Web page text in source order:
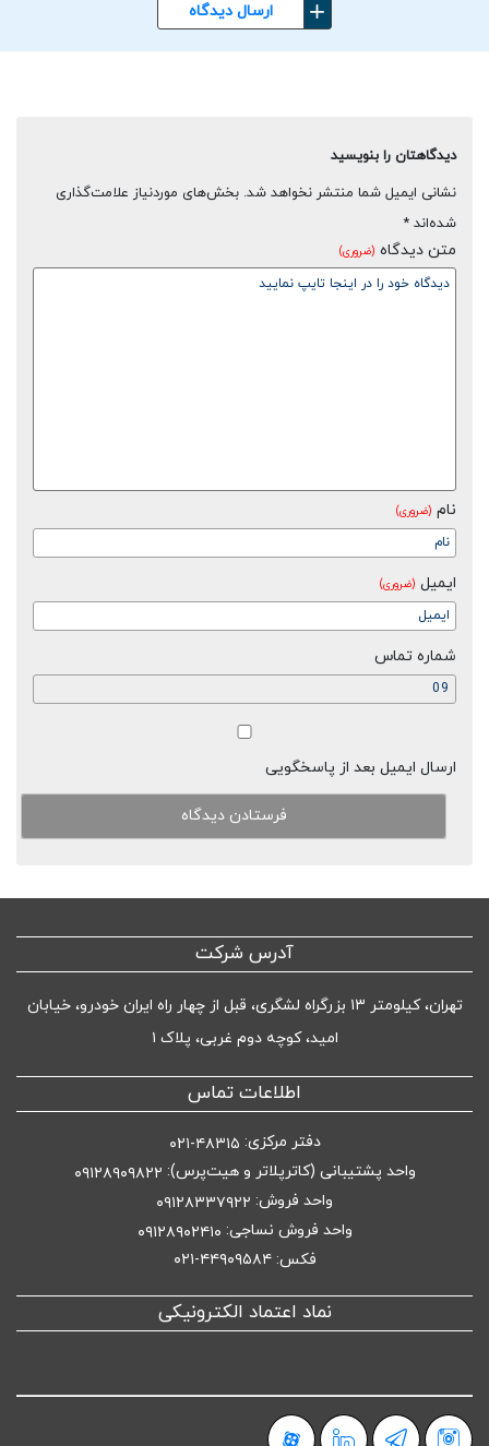
ارسال دیدگاه
دیدگاهتان را بنویسید
نشانی ایمیل شما منتشر نخواهد شد. بخش‌های موردنیاز علامت‌گذاری
شده‌اند *
متن دیدگاه (ضروری)
نام (ضروری)
ایمیل (ضروری)
شماره تماس
ارسال ایمیل بعد از پاسخگویی
آدرس شرکت
تهران، کیلومتر ۱۳ بزرگراه لشگری، قبل از چهار راه ایران خودرو، خیابان
امید، کوچه دوم غربی، پلاک ۱
اطلاعات تماس
دفتر مرکزی: ۴۸۳۱۵-۰۲۱
واحد پشتیبانی (کاترپلاتر و هیت‌پرس): ۰۹۱۲۸۹۰۹۸۲۲
واحد فروش: ۰۹۱۲۸۳۳۷۹۲۲
واحد فروش نساجی: ۰۹۱۲۸۹۰۲۴۱۰
فکس: ۴۴۹۰۹۵۸۴-۰۲۱
نماد اعتماد الکترونیکی